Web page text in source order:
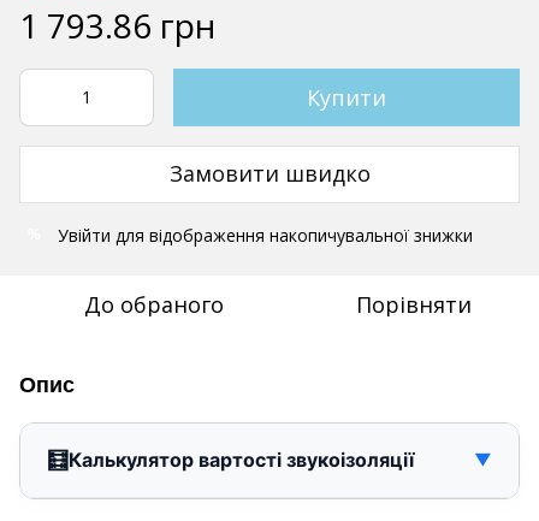
1 793.86 грн
Купити
Замовити швидко
Увійти для відображення накопичувальної знижки
До обраного Порівняти
Опис
🧮Калькулятор вартості звукоізоляції ▼